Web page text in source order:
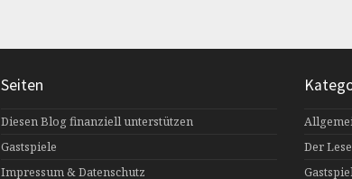
Seiten
Diesen Blog finanziell unterstützen
Gastspiele
Impressum & Datenschutz
Der